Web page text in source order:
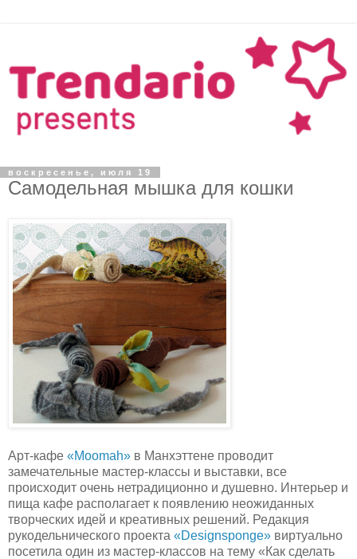
воскресенье, июля 19
Самодельная мышка для кошки
Арт-кафе «Moomah» в Манхэттене проводит
замечательные мастер-классы и выставки, все
происходит очень нетрадиционно и душевно. Интерьер и
пища кафе располагает к появлению неожиданных
творческих идей и креативных решений. Редакция
рукодельнического проекта «Designsponge» виртуально
посетила один из мастер-классов на тему «Как сделать